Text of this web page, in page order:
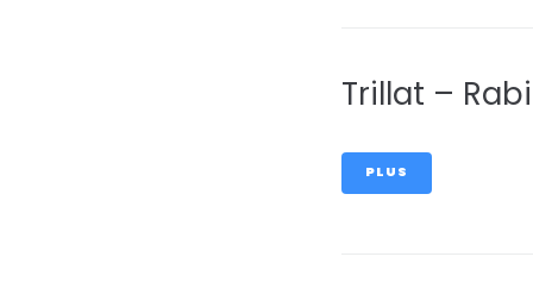
Trillat –
PLUS